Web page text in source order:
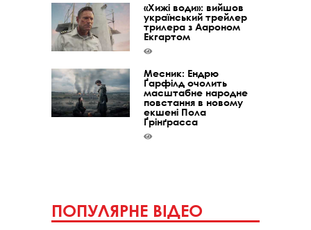
«Хижі води»: вийшов
український трейлер
трилера з Аароном
Екгартом
Месник: Ендрю
Ґарфілд очолить
масштабне народне
повстання в новому
екшені Пола
Ґрінґрасса
ПОПУЛЯРНЕ ВІДЕО